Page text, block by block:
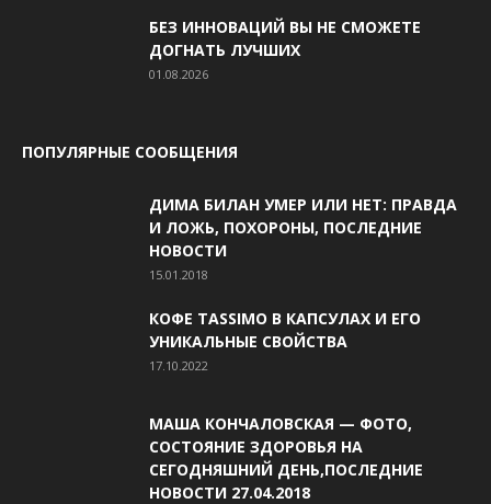
БЕЗ ИННОВАЦИЙ ВЫ НЕ СМОЖЕТЕ
ДОГНАТЬ ЛУЧШИХ
01.08.2026
ПОПУЛЯРНЫЕ СООБЩЕНИЯ
ДИМА БИЛАН УМЕР ИЛИ НЕТ: ПРАВДА
И ЛОЖЬ, ПОХОРОНЫ, ПОСЛЕДНИЕ
НОВОСТИ
15.01.2018
КОФЕ TASSIMO В КАПСУЛАХ И ЕГО
УНИКАЛЬНЫЕ СВОЙСТВА
17.10.2022
МАША КОНЧАЛОВСКАЯ — ФОТО,
СОСТОЯНИЕ ЗДОРОВЬЯ НА
СЕГОДНЯШНИЙ ДЕНЬ,ПОСЛЕДНИЕ
НОВОСТИ 27.04.2018